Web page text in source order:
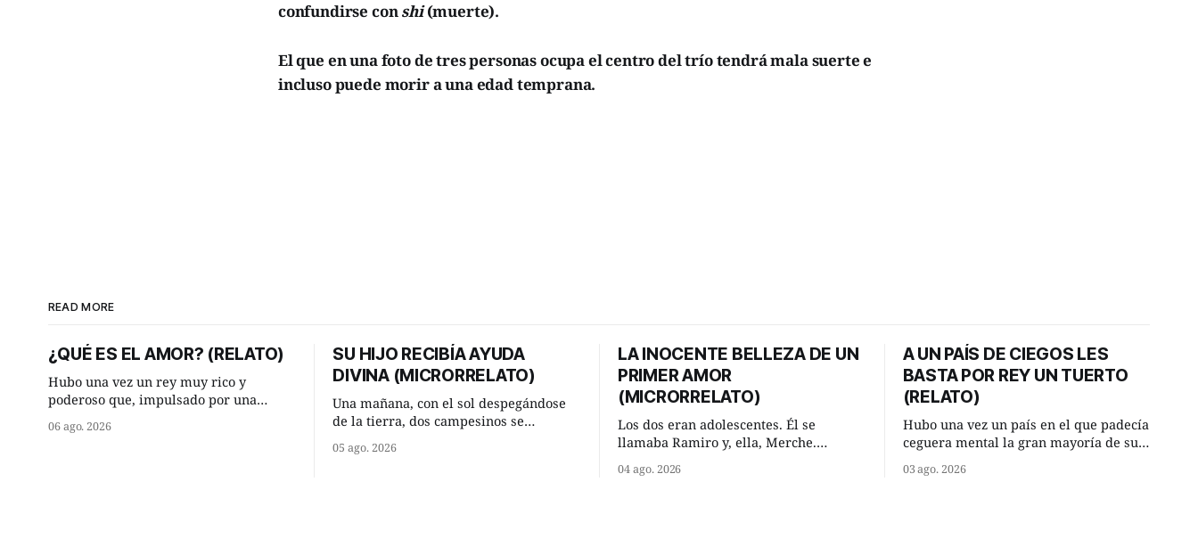
confundirse conshi(muerte).
El que en una foto de tres personas ocupa el centro del trío tendrá mala suerte e
incluso puede morir a una edad temprana.
READ MORE
¿QUÉ ES EL AMOR? (RELATO)
Hubo una vez un rey muy rico y
poderoso que, impulsado por una
hizo una inesperada pregunta al más
06 ago. 2026
SU HIJO RECIBÍA AYUDA
DIVINA (MICRORRELATO)
Una mañana, con el sol despegándose
de la tierra, dos campesinos se
detuvieron un momento a hablar. —
05 ago. 2026
LA INOCENTE BELLEZA DE UN
PRIMER AMOR
(MICRORRELATO)
Los dos eran adolescentes. Él se
llamaba Ramiro y, ella, Merche.
domingo de verano, a las ocho de la
04 ago. 2026
A UN PAÍS DE CIEGOS LES
BASTA POR REY UN TUERTO
(RELATO)
Hubo una vez un país en el que padecía
ceguera mental la gran mayoría de sus
multitud de ciegos mentales valiéndose
03 ago. 2026